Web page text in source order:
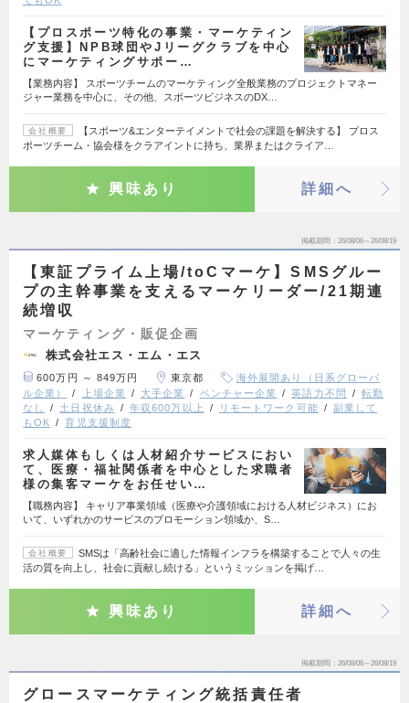
【プロスポーツ特化の事業・マーケティン
グ支援】NPB球団やJリーグクラブを中心
にマーケティングサポー…
【業務内容】 スポーツチームのマーケティング全般業務のプロジェクトマネー
ジャー業務を中心に、その他、スポーツビジネスのDX…
会社概要
【スポーツ&エンターテイメントで社会の課題を解決する】 プロス
ポーツチーム・協会様をクラアイントに持ち、業界またはクライア…
興味あり 詳細へ
掲載期間 26/08/06～26/08/19
【東証プライム上場/toCマーケ】SMSグルー
プの主幹事業を支えるマーケリーダー/21期連
続増収
マーケティング・販促企画
株式会社エス・エム・エス
600万円 ～ 849万円 東京都
海外展開あり（日系グローバ
ル企業）
上場企業 大手企業 ベンチャー企業 英語力不問
転勤
なし
土日祝休み 年収600万以上 リモートワーク可能
副業して
もOK
育児支援制度
求人媒体もしくは人材紹介サービスにおい
て、医療・福祉関係者を中心とした求職者
様の集客マーケをお任せい…
【職務内容】 キャリア事業領域（医療や介護領域における人材ビジネス）にお
いて、いずれかのサービスのプロモーション領域か、S…
会社概要
SMSは「高齢社会に適した情報インフラを構築することで人々の生
活の質を向上し、社会に貢献し続ける」というミッションを掲げ…
興味あり 詳細へ
掲載期間 26/08/06～26/08/19
グロースマーケティング統括責任者